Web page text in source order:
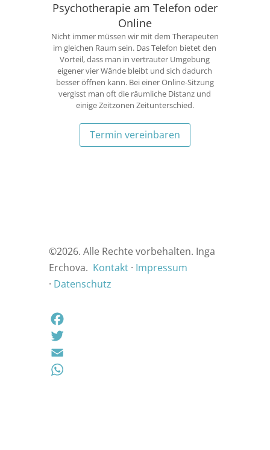
Psychotherapie am Telefon oder
Online
Nicht immer müssen wir mit dem Therapeuten
im gleichen Raum sein. Das Telefon bietet den
Vorteil, dass man in vertrauter Umgebung
eigener vier Wände bleibt und sich dadurch
besser öffnen kann. Bei einer Online-Sitzung
vergisst man oft die räumliche Distanz und
einige Zeitzonen Zeitunterschied.
Termin vereinbaren
©2026. Alle Rechte vorbehalten. Inga
Erchova. Kontakt· Impressum
· Datenschutz
F
a
c
T
w
E